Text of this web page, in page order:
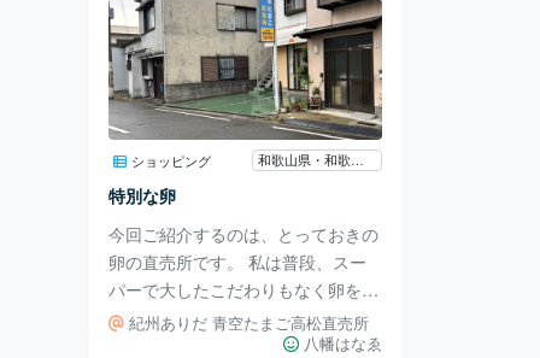
を渡ると、なにか一瞬、空気が冷た
くなるような、そんな気配を感じま
した。 不老橋を渡ればそこはも
う、現実とは別の世界。 そんな空
想をしてみると、なんだか、和歌の
浦全体が、特別な場所に思えてきま
す。 橋は意外と急角度なので、上
るのは少し大変ですが、この木に囲
まれた橋の入り口っぽ
ショッピング
特別な卵
今回ご紹介するのは、とっておきの
卵の直売所です。 私は普段、スー
パーで大したこだわりもなく卵を買
っていますが、「ここの卵を食べた
ら、普段の卵との違いにびっくりし
紀州ありだ 青空たまご高松直売所
八幡はなゑ